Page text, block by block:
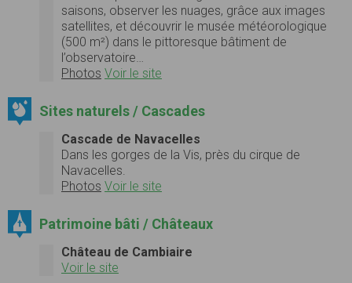
saisons, observer les nuages, grâce aux images
satellites, et découvrir le musée météorologique
(500 m²) dans le pittoresque bâtiment de
l’observatoire…
Photos Voir le site
Sites naturels / Cascades
Cascade de Navacelles
Dans les gorges de la Vis, près du cirque de
Navacelles.
Photos Voir le site
Patrimoine bâti / Châteaux
Château de Cambiaire
Voir le site